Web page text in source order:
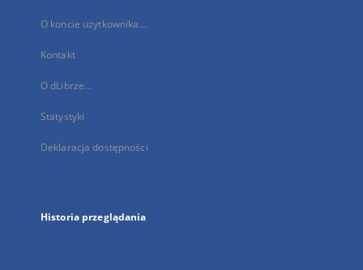
O koncie użytkownika...
Kontakt
O dLibrze...
Statystyki
Deklaracja dostępności
Historia przeglądania